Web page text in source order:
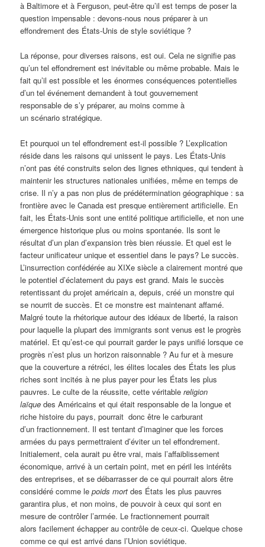
à Baltimore et à Ferguson, peut-être qu’il est temps de poser la
question impensable : devons-nous nous préparer à un
effondrement des États-Unis de style soviétique ?
La réponse, pour diverses raisons, est oui. Cela ne signifie pas
qu’un tel effondrement est inévitable ou même probable. Mais le
fait qu’il est possible et les énormes conséquences potentielles
d’un tel événement demandent à tout gouvernement
responsable de s’y préparer, au moins comme à
un scénario stratégique.
Et pourquoi un tel effondrement est-il possible ? L’explication
réside dans les raisons qui unissent le pays. Les États-Unis
n’ont pas été construits selon des lignes ethniques, qui tendent à
maintenir les structures nationales unifiées, même en temps de
crise. Il n’y a pas non plus de prédétermination géographique : sa
frontière avec le Canada est presque entièrement artificielle. En
fait, les États-Unis sont une entité politique artificielle, et non une
émergence historique plus ou moins spontanée. Ils sont le
résultat d’un plan d’expansion très bien réussie. Et quel est le
facteur unificateur unique et essentiel dans le pays? Le succès.
L’insurrection confédérée au XIXe siècle a clairement montré que
le potentiel d’éclatement du pays est grand. Mais le succès
retentissant du projet américain a, depuis, créé un monstre qui
se nourrit de succès. Et ce monstre est maintenant affamé.
Malgré toute la rhétorique autour des idéaux de liberté, la raison
pour laquelle la plupart des immigrants sont venus est le progrès
matériel. Et qu’est-ce qui pourrait garder le pays unifié lorsque ce
progrès n’est plus un horizon raisonnable ? Au fur et à mesure
que la couverture a rétréci, les élites locales des États les plus
riches sont incités à ne plus payer pour les États les plus
pauvres. Le culte de la réussite, cette véritablereligion
laïque des Américains et qui était responsable de la longue et
riche histoire du pays, pourrait donc être le carburant
d’un fractionnement. Il est tentant d’imaginer que les forces
armées du pays permettraient d’éviter un tel effondrement.
Initialement, cela aurait pu être vrai, mais l’affaiblissement
économique, arrivé à un certain point, met en péril les intérêts
des entreprises, et se débarrasser de ce qui pourrait alors être
considéré comme lepoids mort des États les plus pauvres
garantira plus, et non moins, de pouvoir à ceux qui sont en
mesure de contrôler l’armée. Le fractionnement pourrait
alors facilement échapper au contrôle de ceux-ci. Quelque chose
comme ce qui est arrivé dans l’Union soviétique.